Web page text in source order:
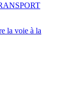
la voie à la